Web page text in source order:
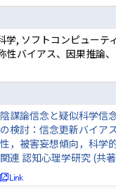
学, ソフトコンピューテ
性バイアス、因果推論
陰謀論信念と疑似科学信
の検討：信念更新バイア
性，被害妄想傾向，科学
関連 認知心理学研究 (共